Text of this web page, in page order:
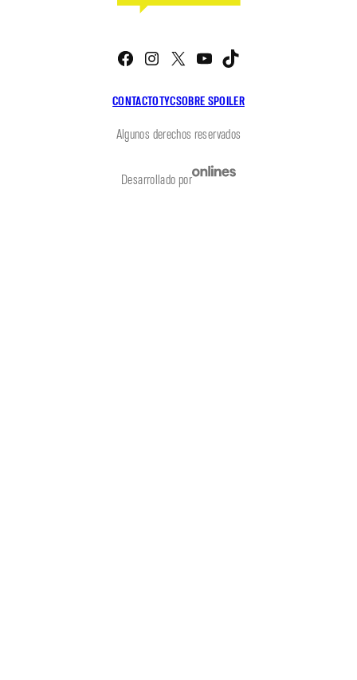
CONTACTOTYCSOBRE SPOILER
Facebook
Instagram
X YouTube
Algunos derechos reservados
Desarrollado por